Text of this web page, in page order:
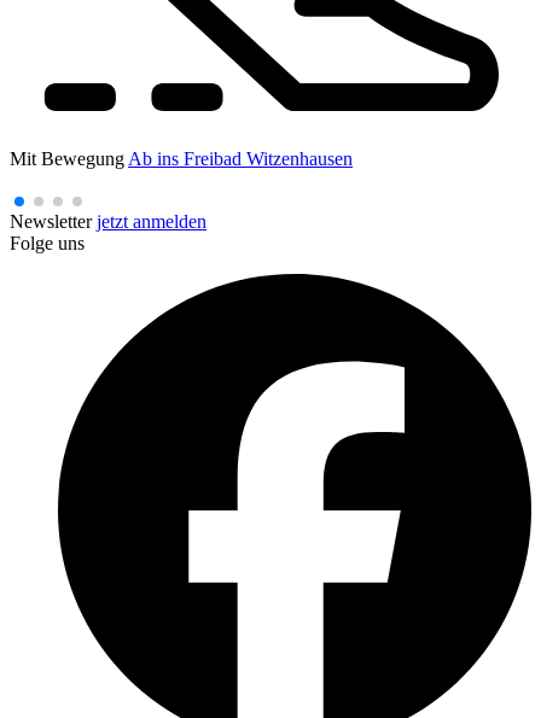
Mit BewegungAb ins Freibad Witzenhausen
Newsletterjetzt anmelden
Folge uns